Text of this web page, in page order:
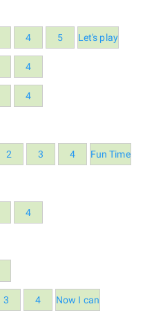
4 5 Let's play
4
4
2 3 4 Fun Time
4
3 4 Now I can